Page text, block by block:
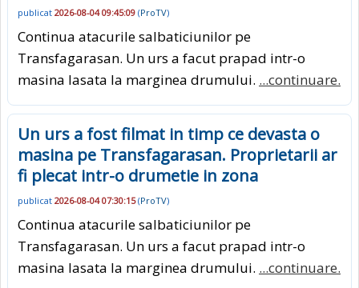
publicat 2026-08-04 09:45:09 (ProTV)
Continua atacurile salbaticiunilor pe
Transfagarasan. Un urs a facut prapad intr-o
masina lasata la marginea drumului. ...continuare.
Un urs a fost filmat in timp ce devasta o
masina pe Transfagarasan. Proprietarii ar
fi plecat intr-o drumetie in zona
publicat 2026-08-04 07:30:15(ProTV)
Continua atacurile salbaticiunilor pe
Transfagarasan. Un urs a facut prapad intr-o
masina lasata la marginea drumului. ...continuare.